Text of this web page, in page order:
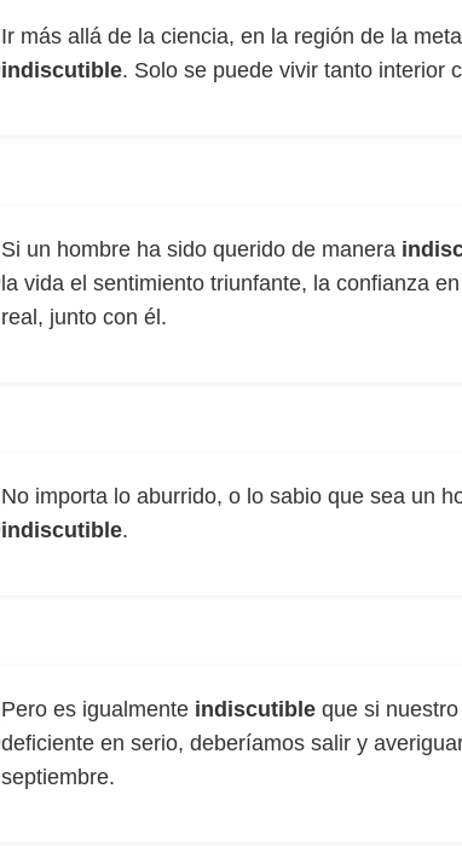
Ir más allá de la ciencia, en la región de la
indiscutible. Solo se puede vivir tanto interior
Si un hombre ha sido querido de manera
la vida el sentimiento triunfante, la confianza
real, junto con él.
No importa lo aburrido, o lo sabio que sea un
indiscutible.
Pero es igualmente indiscutible que si
deficiente en serio, deberíamos salir y
septiembre.